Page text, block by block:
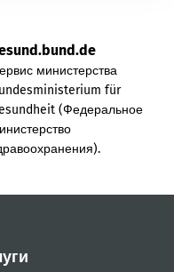
министерства
für
(Федеральное